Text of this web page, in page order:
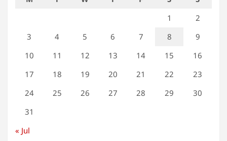
1
2
3
4 5 6 7 8
9
10
11 12 13 14 15
16
17
18 19 20 21 22
23
24
25 26 27 28 29
30
31
« Jul